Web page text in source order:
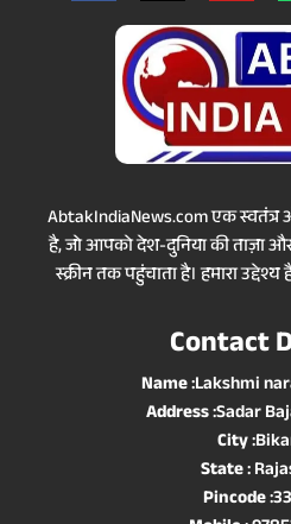
AbtakIndiaNews.com एक स्वतंत्र
है, जो आपको देश-दुनिया की ताज़ा
स्क्रीन तक पहुंचाता है। हमारा
Contact
Name:Lakshmi
Address:Sadar
City
State:
Pincode